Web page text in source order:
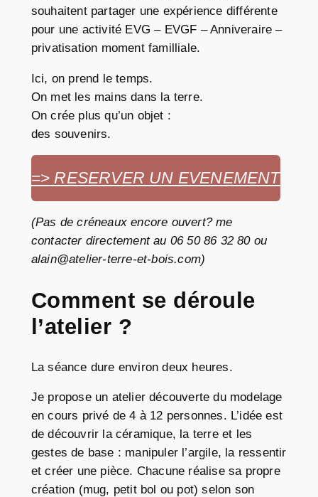
souhaitent partager une expérience différente
pour une activité EVG – EVGF – Anniveraire –
privatisation moment familliale.
Ici, on prend le temps.
On met les mains dans la terre.
On crée plus qu’un objet :
des souvenirs.
=> RESERVER UN EVENEMENT
(Pas de créneaux encore ouvert? me
contacter directement au 06 50 86 32 80 ou
alain@atelier-terre-et-bois.com)
Comment se déroule
l’atelier ?
La séance dure environ deux heures.
Je propose un atelier découverte du modelage
en cours privé de 4 à 12 personnes. L’idée est
de découvrir la céramique, la terre et les
gestes de base : manipuler l’argile, la ressentir
et créer une pièce. Chacune réalise sa propre
création (mug, petit bol ou pot) selon son